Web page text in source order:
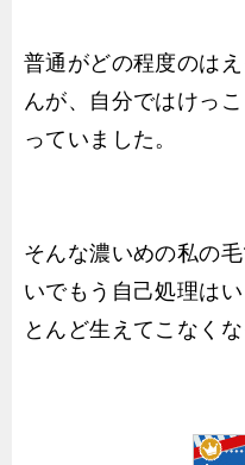
普通がどの程度のは
んが、自分ではけっ
っていました。
そんな濃いめの私の
いでもう自己処理は
とんど生えてこなくな